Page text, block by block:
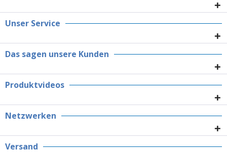
Unser Service
Das sagen unsere Kunden
Produktvideos
Netzwerken
Versand